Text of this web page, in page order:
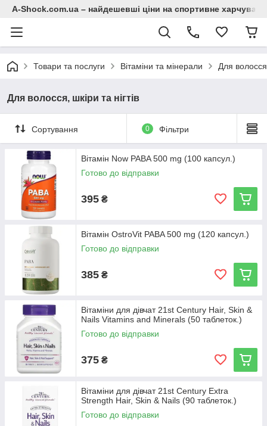
A-Shock.com.ua – найдешевші ціни на спортивне
Товари та послуги Вітаміни та мінерали Для
Для волосся, шкіри та нігтів
Сортування 0 Фільтри
Вітамін Now PABA 500 mg (100 капсул.)
Готово до відправки
395 ₴
Вітамін OstroVit PABA 500 mg (120 капсул.)
Готово до відправки
385 ₴
Вітаміни для дівчат 21st Century Hair, Skin &
Nails Vitamins and Minerals (50 таблеток.)
Готово до відправки
375 ₴
Вітаміни для дівчат 21st Century Extra
Strength Hair, Skin & Nails (90 таблеток.)
Готово до відправки